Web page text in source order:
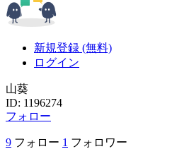
新規登録 (無料)
ログイン
山葵
ID: 1196274
フォロー
9 フォロー 1 フォロワー